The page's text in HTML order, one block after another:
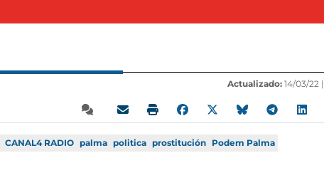
Actualizado: 14/03/22 |
CANAL4 RADIO palma politica prostitución Podem Palma